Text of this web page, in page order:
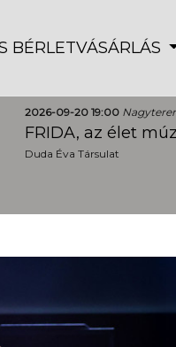
BÉRLETVÁSÁRLÁS
2026-09-20 19:00
FRIDA, az élet
Duda Éva Társulat